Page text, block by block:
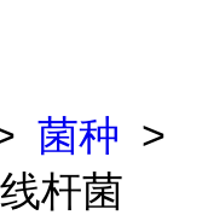
菌种 >
杆菌